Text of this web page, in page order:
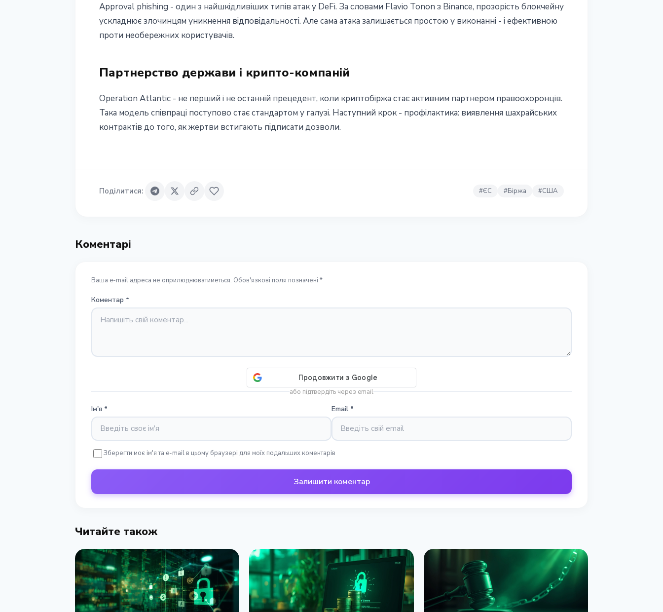
Approval phishing - один з найшкідливіших типів атак у DeFi. За словами Flavio Tonon з Binance, прозорість блокчейну
ускладнює злочинцям уникнення відповідальності. Але сама атака залишається простою у виконанні - і ефективною
проти необережних користувачів.
Партнерство держави і крипто-компаній
Operation Atlantic - не перший і не останній прецедент, коли криптобіржа стає активним партнером правоохоронців.
Така модель співпраці поступово стає стандартом у галузі. Наступний крок - профілактика: виявлення шахрайських
контрактів до того, як жертви встигають підписати дозволи.
Поділитися: #ЄС #Біржа #США
Коментарі
Ваша e-mail адреса не оприлюднюватиметься. Обов'язкові поля позначені *
Коментар *
або підтвердіть через email
Ім'я * Email *
Зберегти моє ім'я та e-mail в цьому браузері для моїх подальших коментарів
Залишити коментар
Читайте також